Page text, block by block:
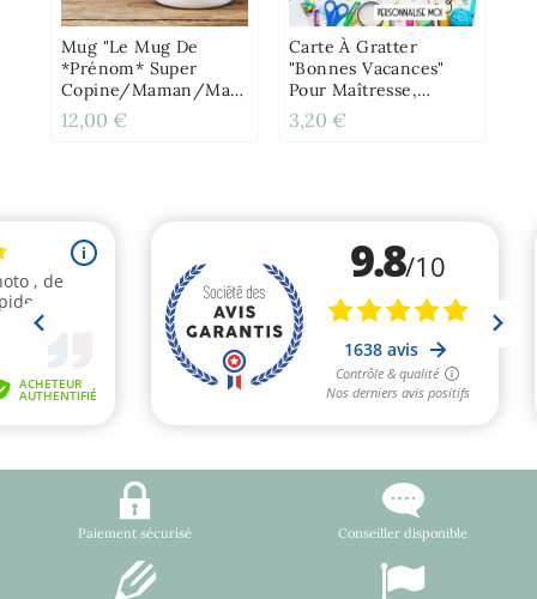
Mug "Le Mug De
*prénom* Super
Copine/Maman/Maîtresse/Parrain/Retraité"
Personnalisable
12,00 €
Carte À Gratter
"Bonnes Vacances"
Pour Maîtresse,
Maître, ATSEM,
Nounou Etc
3,20 €
Paiement sécurisé Conseiller disponible